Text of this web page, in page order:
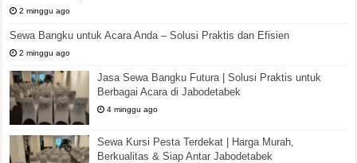
2 minggu ago
Sewa Bangku untuk Acara Anda – Solusi Praktis dan Efisien
2 minggu ago
Jasa Sewa Bangku Futura | Solusi Praktis untuk
Berbagai Acara di Jabodetabek
4 minggu ago
Sewa Kursi Pesta Terdekat | Harga Murah,
Berkualitas & Siap Antar Jabodetabek